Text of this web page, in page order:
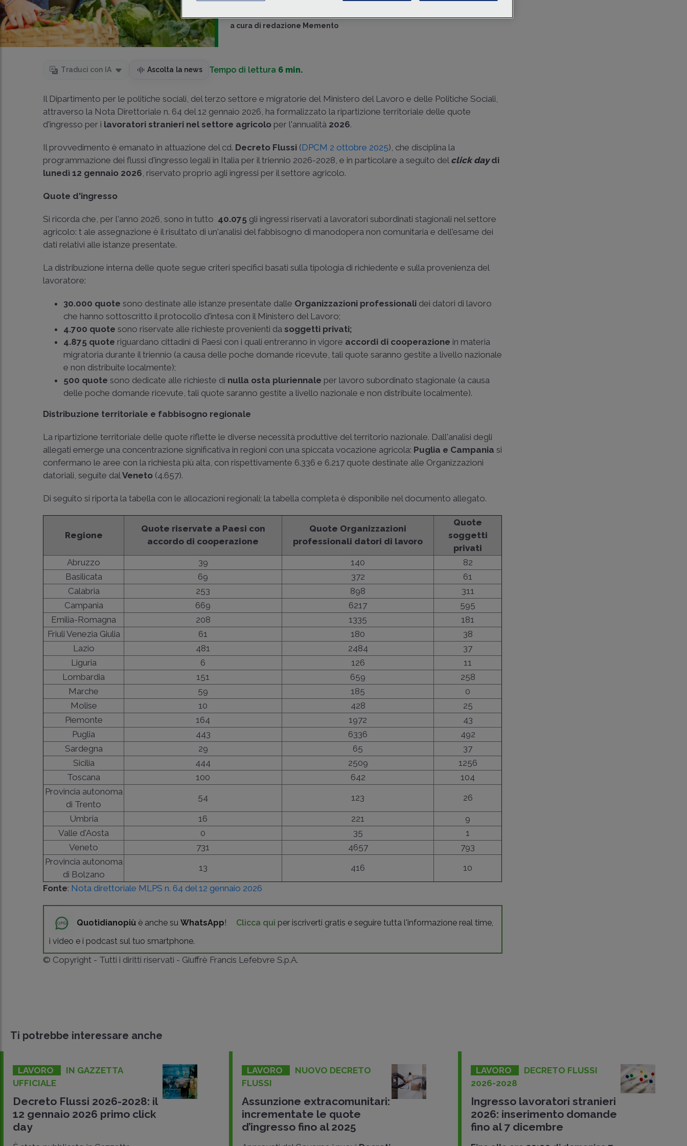
a cura di redazione Memento
Traduci con IA Ascolta la news Tempo di lettura 6 min.
Il Dipartimento per le politiche sociali, del terzo settore e migratorie del Ministero del Lavoro e delle Politiche Sociali,
attraverso la Nota Direttoriale n. 64 del 12 gennaio 2026, ha formalizzato la ripartizione territoriale delle quote
d'ingresso per i lavoratori stranieri nel settore agricolo per l'annualità 2026.
Il provvedimento è emanato in attuazione del cd. Decreto Flussi (DPCM 2 ottobre 2025), che disciplina la
programmazione dei flussi d'ingresso legali in Italia per il triennio 2026-2028, e in particolare a seguito del click daydi
lunedì 12 gennaio 2026, riservato proprio agli ingressi per il settore agricolo.
Quote d'ingresso
Si ricorda che, per l'anno 2026, sono in tutto 40.075 gli ingressi riservati a lavoratori subordinati stagionali nel settore
agricolo: t ale assegnazione è il risultato di un'analisi del fabbisogno di manodopera non comunitaria e dell'esame dei
dati relativi alle istanze presentate.
La distribuzione interna delle quote segue criteri specifici basati sulla tipologia di richiedente e sulla provenienza del
lavoratore:
30.000 quote sono destinate alle istanze presentate dalle Organizzazioni professionali dei datori di lavoro
che hanno sottoscritto il protocollo d'intesa con il Ministero del Lavoro;
4.700 quote sono riservate alle richieste provenienti da soggetti privati;
4.875 quote riguardano cittadini di Paesi con i quali entreranno in vigore accordi di cooperazione in materia
migratoria durante il triennio (a causa delle poche domande ricevute, tali quote saranno gestite a livello nazionale
e non distribuite localmente);
500 quote sono dedicate alle richieste di nulla osta pluriennale per lavoro subordinato stagionale (a causa
delle poche domande ricevute, tali quote saranno gestite a livello nazionale e non distribuite localmente).
Distribuzione territoriale e fabbisogno regionale
La ripartizione territoriale delle quote riflette le diverse necessità produttive del territorio nazionale. Dall'analisi degli
allegati emerge una concentrazione significativa in regioni con una spiccata vocazione agricola: Puglia e Campania si
confermano le aree con la richiesta più alta, con rispettivamente 6.336 e 6.217 quote destinate alle Organizzazioni
datoriali, seguite dalVeneto (4.657).
Di seguito si riporta la tabella con le allocazioni regionali; la tabella completa è disponibile nel documento allegato.
Regione
Quote riservate a Paesi con
accordo di cooperazione
Quote Organizzazioni
professionali datori di lavoro
Quote
soggetti
privati
Abruzzo
39 140
82
Basilicata
69 372
61
Calabria
253 898
311
Campania
669 6217
595
Emilia-Romagna
208 1335
181
Friuli Venezia Giulia
61 180
38
Lazio
481 2484
37
Liguria
6 126
11
Lombardia
151 659
258
Marche
59 185
0
Molise
10 428
25
Piemonte
164 1972
43
Puglia
443 6336
492
Sardegna
29 65
37
Sicilia
444 2509
1256
Toscana
100 642
104
Provincia autonoma
di Trento
54 123 26
Umbria 16 221
9
Valle d'Aosta
0 35
1
Veneto
731 4657
793
Provincia autonoma
di Bolzano
13 416
10
Fonte: Nota direttoriale MLPS n. 64 del 12 gennaio 2026
Quotidianopiù è anche suWhatsApp! Clicca qui per iscriverti gratis e seguire tutta l'informazione real time,
i video e i podcast sul tuo smartphone.
© Copyright - Tutti i diritti riservati - Giuffrè Francis Lefebvre S.p.A.
Ti potrebbe interessare anche
LAVORO
IN GAZZETTA
UFFICIALE
Decreto Flussi 2026-2028: il
12 gennaio 2026 primo click
day
LAVORO
NUOVO DECRETO
FLUSSI
Assunzione extracomunitari:
incrementate le quote
d’ingresso fino al 2025
LAVORO
DECRETO FLUSSI
2026-2028
Ingresso lavoratori stranieri
2026: inserimento domande
fino al 7 dicembre